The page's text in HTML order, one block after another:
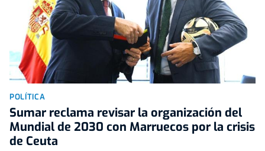
POLÍTICA
Sumar reclama revisar la organización del
Mundial de 2030 con Marruecos por la crisis
de Ceuta